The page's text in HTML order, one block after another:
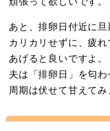
あと、排卵日付近に旦
カリカリせずに、疲
あげると良いですよ。
夫は「排卵日」を匂
周期は伏せて甘えてみ